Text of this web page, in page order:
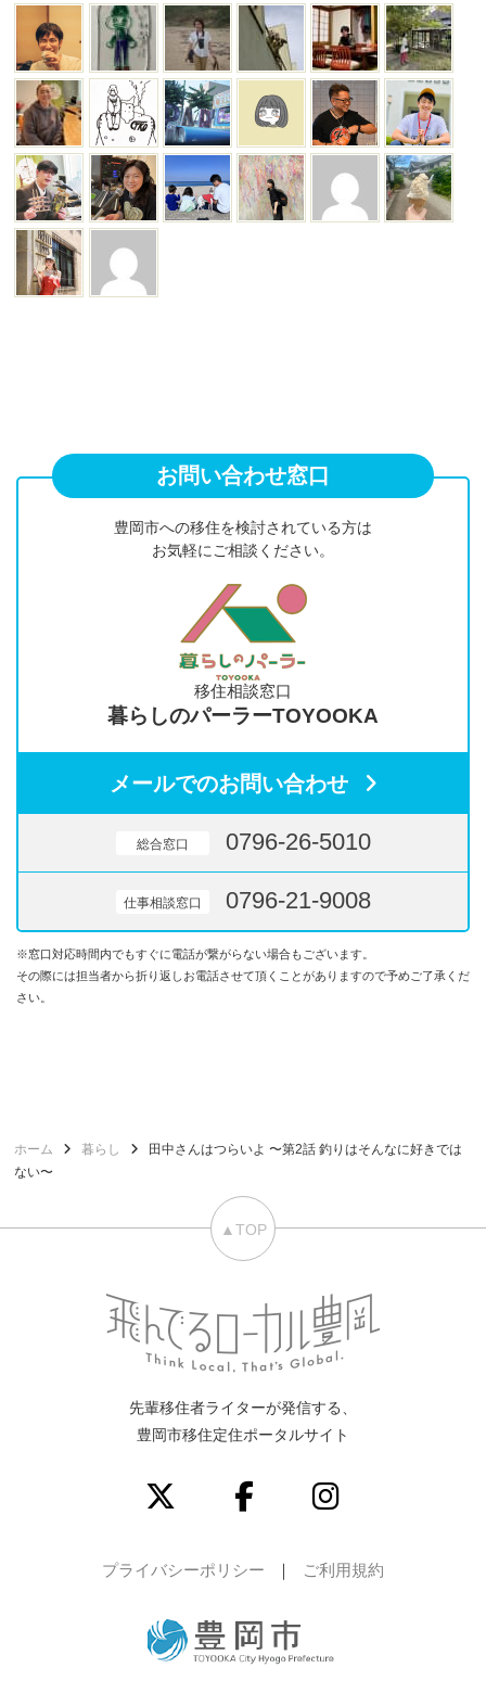
お問い合わせ窓口
豊岡市への移住を検討されている方は
お気軽にご相談ください。
移住相談窓口
暮らしのパーラーTOYOOKA
メールでのお問い合わせ
総合窓口 0796-26-5010
仕事相談窓口 0796-21-9008
※窓口対応時間内でもすぐに電話が繋がらない場合もございます。
その際には担当者から折り返しお電話させて頂くことがありますので予めご了承くだ
さい。
ホーム 暮らし
田中さんはつらいよ 〜第2話 釣りはそんなに好きでは
ない〜
先輩移住者ライターが発信する、
豊岡市移住定住ポータルサイト
プライバシーポリシー ご利用規約
▲TOP